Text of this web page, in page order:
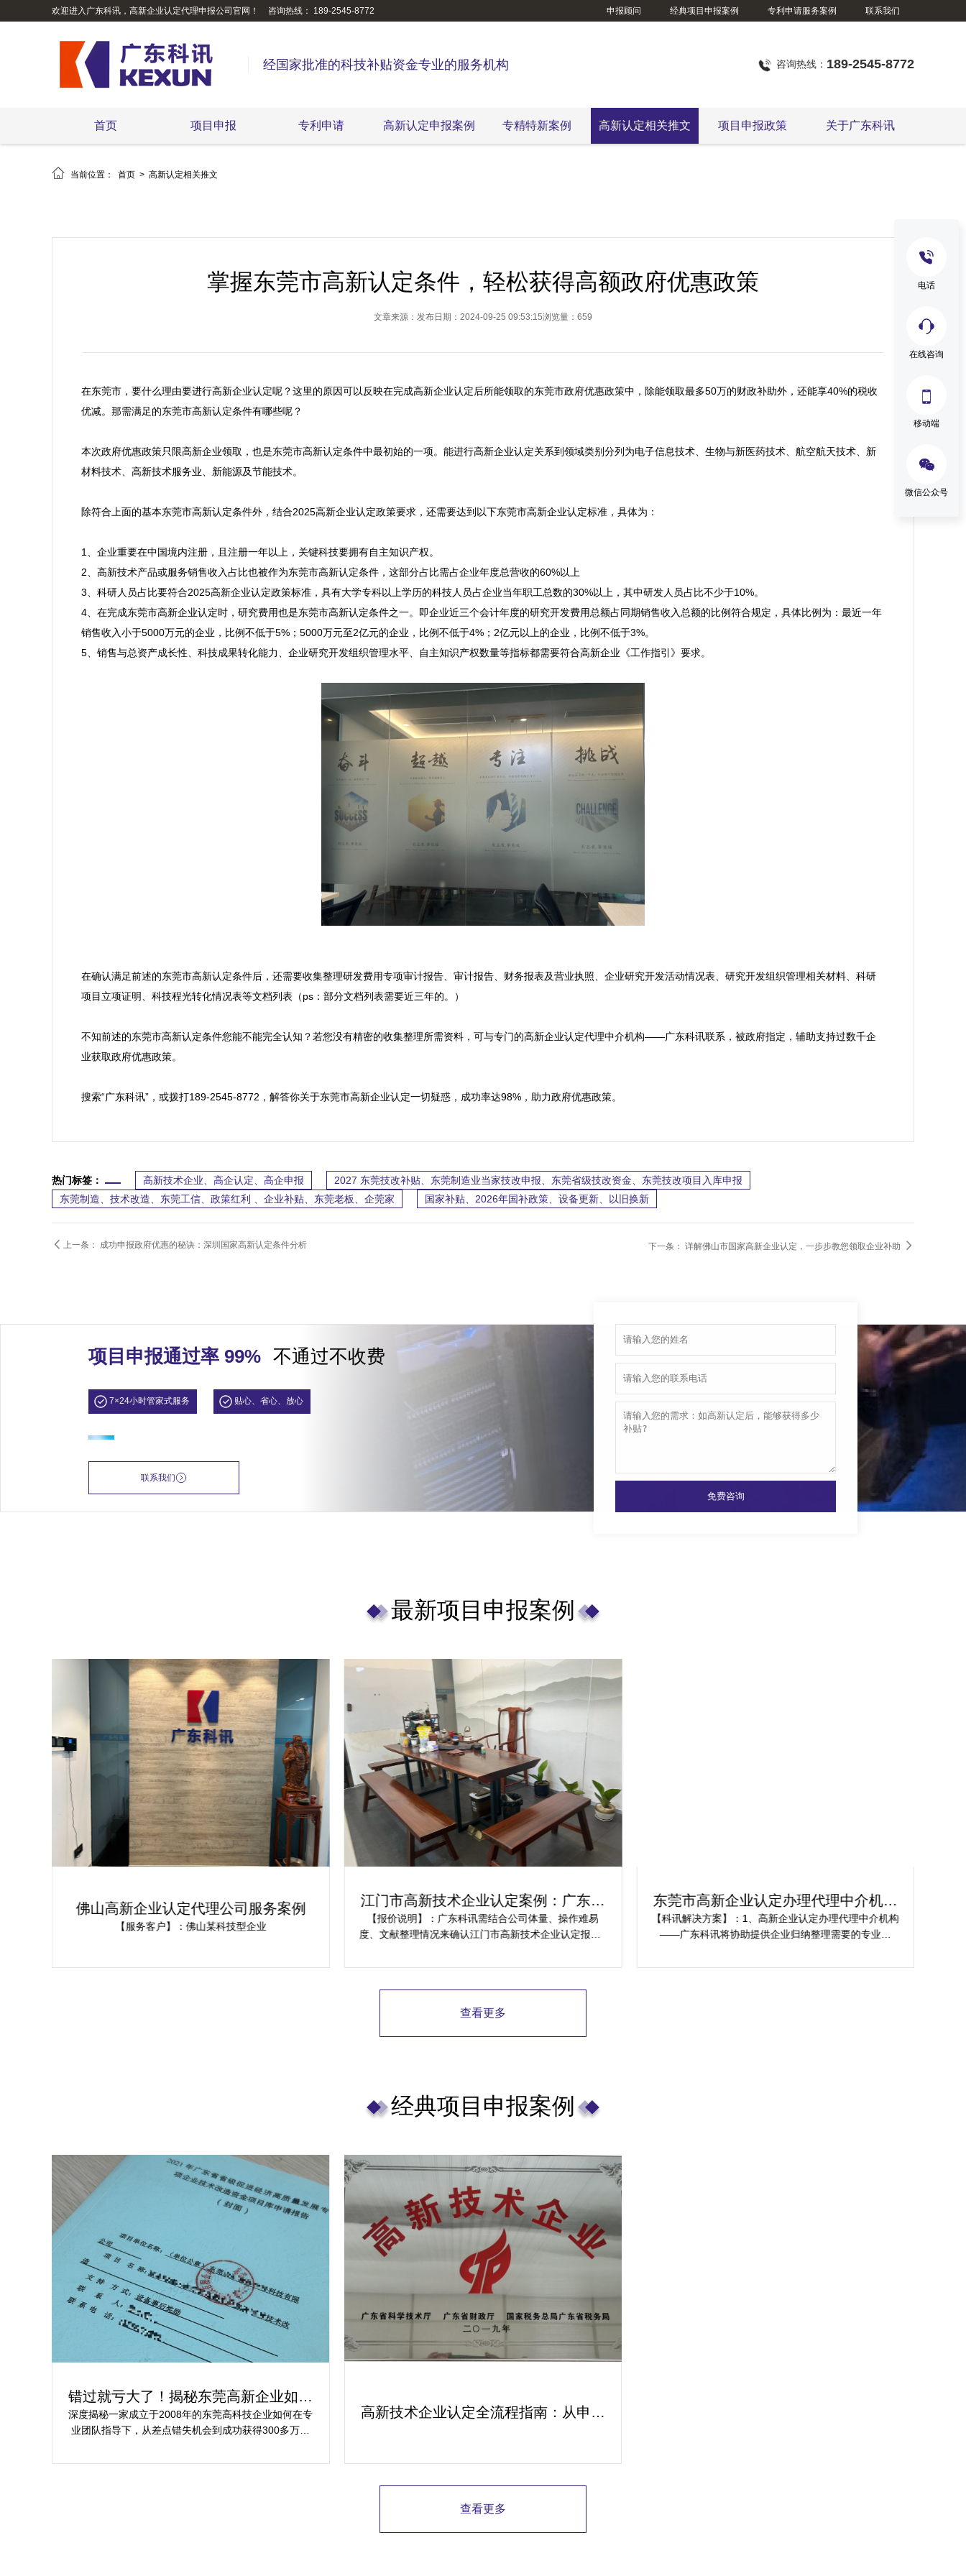
欢迎进入广东科讯，高新企业认定代理申报公司官网！ 咨询热线： 189-2545-8772 申报顾问 经典项目申报案例 专利申请服务案例 联系我们
经国家批准的科技补贴资金专业的服务机构 咨询热线： 189-2545-8772
首页 项目申报 专利申请 高新认定申报案例 专精特新案例 高新认定相关推文 项目申报政策 关于广东科讯
 当前位置： 首页 > 高新认定相关推文
掌握东莞市高新认定条件，轻松获得高额政府优惠政策
文章来源： 发布日期：2024-09-25 09:53:15浏览量：659
在东莞市，要什么理由要进行高新企业认定呢？这里的原因可以反映在完成高新企业认定后所能领取的东莞市政府优惠政策中，除能领取最多50万的财政补助外，还能享40%的税收
优减。那需满足的东莞市高新认定条件有哪些呢？
本次政府优惠政策只限高新企业领取，也是东莞市高新认定条件中最初始的一项。能进行高新企业认定关系到领域类别分列为电子信息技术、生物与新医药技术、航空航天技术、新
材料技术、高新技术服务业、新能源及节能技术。
除符合上面的基本东莞市高新认定条件外，结合2025高新企业认定政策要求，还需要达到以下东莞市高新企业认定标准，具体为：
1、企业重要在中国境内注册，且注册一年以上，关键科技要拥有自主知识产权。
2、高新技术产品或服务销售收入占比也被作为东莞市高新认定条件，这部分占比需占企业年度总营收的60%以上
3、科研人员占比要符合2025高新企业认定政策标准，具有大学专科以上学历的科技人员占企业当年职工总数的30%以上，其中研发人员占比不少于10%。
4、在完成东莞市高新企业认定时，研究费用也是东莞市高新认定条件之一。即企业近三个会计年度的研究开发费用总额占同期销售收入总额的比例符合规定，具体比例为：最近一年
销售收入小于5000万元的企业，比例不低于5%；5000万元至2亿元的企业，比例不低于4%；2亿元以上的企业，比例不低于3%。
5、销售与总资产成长性、科技成果转化能力、企业研究开发组织管理水平、自主知识产权数量等指标都需要符合高新企业《工作指引》要求。
在确认满足前述的东莞市高新认定条件后，还需要收集整理研发费用专项审计报告、审计报告、财务报表及营业执照、企业研究开发活动情况表、研究开发组织管理相关材料、科研
项目立项证明、科技程光转化情况表等文档列表（ps：部分文档列表需要近三年的。）
不知前述的东莞市高新认定条件您能不能完全认知？若您没有精密的收集整理所需资料，可与专门的高新企业认定代理中介机构——广东科讯联系，被政府指定，辅助支持过数千企
业获取政府优惠政策。
搜索“广东科讯”，或拨打189-2545-8772，解答你关于东莞市高新企业认定一切疑惑，成功率达98%，助力政府优惠政策。
热门标签： 高新技术企业、高企认定、高企申报
2027 东莞技改补贴、东莞制造业当家技改申报、东莞省级技改资金、东莞技改项目入库申报
东莞制造、技术改造、东莞工信、政策红利 、企业补贴、东莞老板、企莞家
国家补贴、2026年国补政策、设备更新、以旧换新
 上一条： 成功申报政府优惠的秘诀：深圳国家高新认定条件分析 下一条： 详解佛山市国家高新企业认定，一步步教您领取企业补助 
项目申报通过率 99% 不通过不收费
7×24小时管家式服务 贴心、省心、放心
联系我们
最新项目申报案例
佛山高新企业认定代理公司服务案例
【服务客户】：佛山某科技型企业
江门市高新技术企业认定案例：广东科
讯为企业提供解决方案
【报价说明】：广东科讯需结合公司体量、操作难易
度、文献整理情况来确认江门市高新技术企业认定报价~
预测规划项目安排。
东莞市高新企业认定办理代理中介机构
服务案例
【科讯解决方案】：1、高新企业认定办理代理中介机构
——广东科讯将协助提供企业归纳整理需要的专业资
写符合科技型企业东莞市高新企业认定标准的专业资料
查看更多
经典项目申报案例
错过就亏大了！揭秘东莞高新企业如何
轻松拿下省级技术改造项目300万补贴
深度揭秘一家成立于2008年的东莞高科技企业如何在专
业团队指导下，从差点错失机会到成功获得300多万元
高新技术企业认定全流程指南：从申报
查看更多
电话
在线咨询

移动端

微信公众号